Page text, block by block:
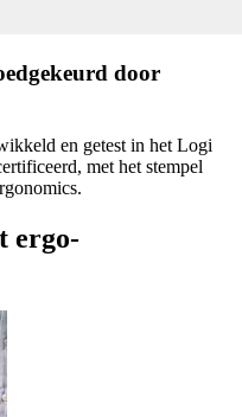
door
en getest in het Logi
met het stempel
ergo-